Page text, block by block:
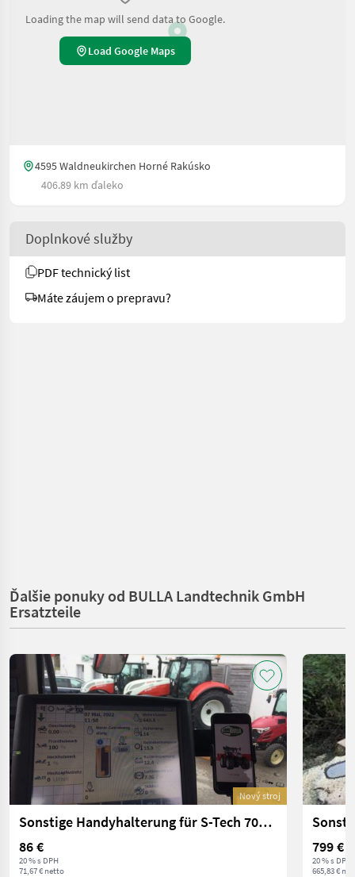
Loading the map will send data to Google.
Load Google Maps
4595 Waldneukirchen Horné Rakúsko
406.89 km ďaleko
Doplnkové služby
PDF technický list
Máte záujem o prepravu?
Ďalšie ponuky od BULLA Landtechnik GmbH
Ersatzteile
Nový stroj
Sonstige Handyhalterung für S-Tech 700 Monitor
86 €
20 % s DPH
71,67 € netto
799 €
20 % s DPH
665,83 €